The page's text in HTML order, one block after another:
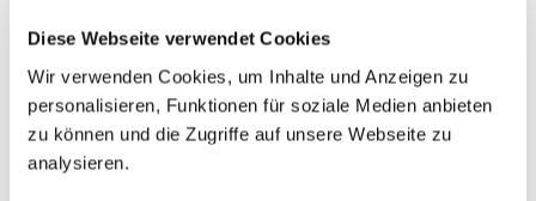
Diese Webseite verwendet Cookies
Wir verwenden Cookies, um Inhalte und Anzeigen zu
personalisieren, Funktionen für soziale Medien anbieten
zu können und die Zugriffe auf unsere Webseite zu
analysieren.
Equal Pay ist lösbar – warum Führungskultur
die größere Herausforderung bleibt
Das Bild wurde mit KI generiert. Die Diskussion rund um Equal Pay wird